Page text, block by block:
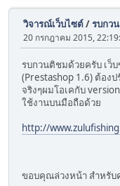
วิจารณ์เว็บไซต์/รบกว
20 กรกฎาคม 2015,
รบกวนติชมด้วยครับ เว็
(Prestashop 1.6) ต้อง
จริงๆผมโอเคกับ
ใช้งานบนมือถือด้วย
http://
ขอบคุณล่วงหน้า สำหรับ